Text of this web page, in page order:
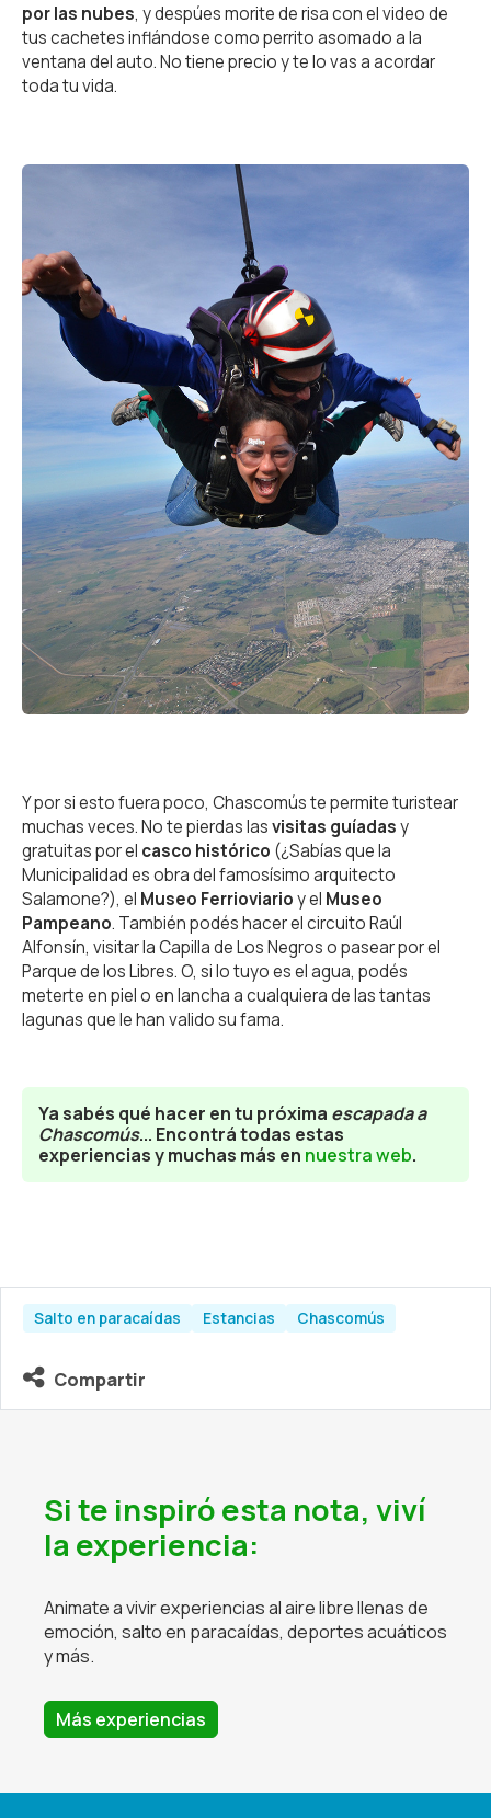
Escapadas
Fanbag
Variedades
por las nubes, y despúes morite de risa con el video de
tus cachetes inflándose como perrito asomado a la
ventana del auto. No tiene precio y te lo vas a acordar
toda tu vida.
Y por si esto fuera poco, Chascomús te permite turistear
muchas veces. No te pierdas lasvisitas guíadasy
gratuitas por el casco histórico (¿Sabías que la
Municipalidad es obra del famosísimo arquitecto
Salamone?), el Museo Ferrioviarioy el Museo
Pampeano. También podés hacer el circuito Raúl
Alfonsín, visitar la Capilla de Los Negros o pasear por el
Parque de los Libres. O, si lo tuyo es el agua, podés
meterte en piel o en lancha a cualquiera de las tantas
lagunas que le han valido su fama.
Ya sabés qué hacer en tu próxima escapada a
Chascomús... Encontrá todas estas
experiencias y muchas más en nuestra web.
Salto en paracaídas Estancias Chascomús
Compartir
Si te inspiró esta nota, viví
la experiencia:
Animate a vivir experiencias al aire libre llenas de
emoción, salto en paracaídas, deportes acuáticos
y más.
Más experiencias